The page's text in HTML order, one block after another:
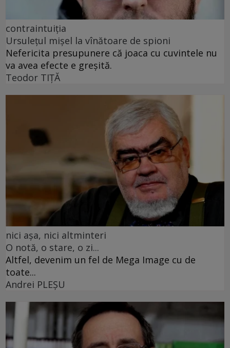
contraintuiția
Ursulețul mișel la vînătoare de spioni
Nefericita presupunere că joaca cu cuvintele nu
va avea efecte e greșită.
Teodor TIŢĂ
nici așa, nici altminteri
O notă, o stare, o zi...
Altfel, devenim un fel de Mega Image cu de
toate...
Andrei PLEŞU